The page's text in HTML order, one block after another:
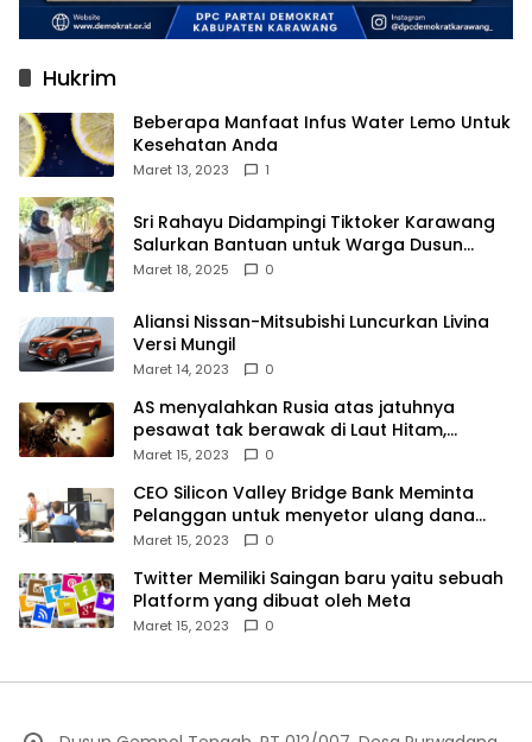
Hukrim
Beberapa Manfaat Infus Water Lemo Untuk
Kesehatan Anda
Maret 13, 2023 1
Sri Rahayu Didampingi Tiktoker Karawang
Salurkan Bantuan untuk Warga Dusun
Kampek Desa Karangligar
Maret 18, 2025 0
Aliansi Nissan-Mitsubishi Luncurkan Livina
Versi Mungil
Maret 14, 2023 0
AS menyalahkan Rusia atas jatuhnya
pesawat tak berawak di Laut Hitam,
Moskow menyangkal
Maret 15, 2023 0
CEO Silicon Valley Bridge Bank Meminta
Pelanggan untuk menyetor ulang dana
Mereka
Maret 15, 2023 0
Twitter Memiliki Saingan baru yaitu sebuah
Platform yang dibuat oleh Meta
Maret 15, 2023 0